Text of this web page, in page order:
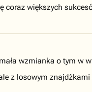
coraz większych
wzmianka o tym w
z losowym